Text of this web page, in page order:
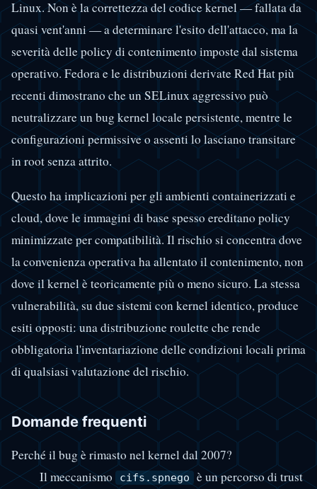
Linux. Non è la correttezza del codice kernel — fallata da
quasi vent'anni — a determinare l'esito dell'attacco, ma la
severità delle policy di contenimento imposte dal sistema
operativo. Fedora e le distribuzioni derivate Red Hat più
recenti dimostrano che un SELinux aggressivo può
neutralizzare un bug kernel locale persistente, mentre le
configurazioni permissive o assenti lo lasciano transitare
in root senza attrito.
Questo ha implicazioni per gli ambienti containerizzati e
cloud, dove le immagini di base spesso ereditano policy
minimizzate per compatibilità. Il rischio si concentra dove
la convenienza operativa ha allentato il contenimento, non
dove il kernel è teoricamente più o meno sicuro. La stessa
vulnerabilità, su due sistemi con kernel identico, produce
esiti opposti: una distribuzione roulette che rende
obbligatoria l'inventariazione delle condizioni locali prima
di qualsiasi valutazione del rischio.
Domande frequenti
Perché il bug è rimasto nel kernel dal 2007?
Il meccanismo
cifs.spnego
è un percorso di trust